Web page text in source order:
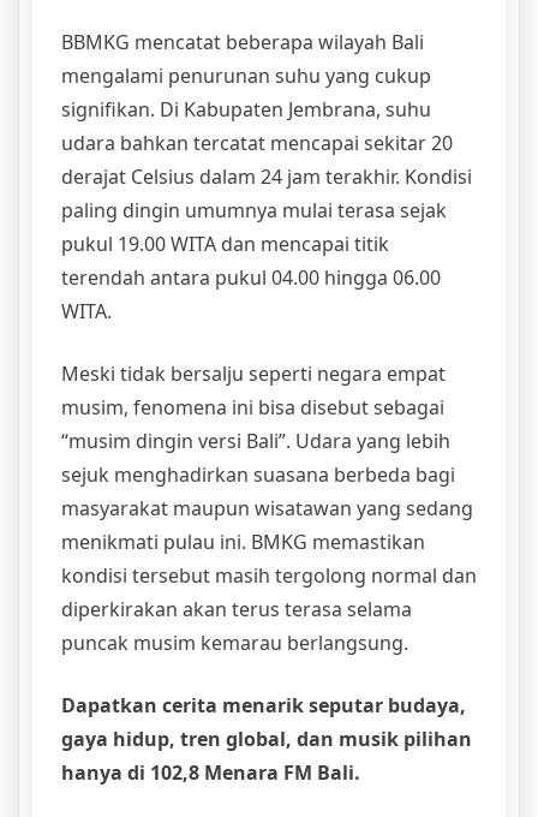
BBMKG mencatat beberapa wilayah Bali
mengalami penurunan suhu yang cukup
signifikan. Di Kabupaten Jembrana, suhu
udara bahkan tercatat mencapai sekitar 20
derajat Celsius dalam 24 jam terakhir. Kondisi
paling dingin umumnya mulai terasa sejak
pukul 19.00 WITA dan mencapai titik
terendah antara pukul 04.00 hingga 06.00
WITA.
Meski tidak bersalju seperti negara empat
musim, fenomena ini bisa disebut sebagai
“musim dingin versi Bali”. Udara yang lebih
sejuk menghadirkan suasana berbeda bagi
masyarakat maupun wisatawan yang sedang
menikmati pulau ini. BMKG memastikan
kondisi tersebut masih tergolong normal dan
diperkirakan akan terus terasa selama
puncak musim kemarau berlangsung.
Dapatkan cerita menarik seputar budaya,
gaya hidup, tren global, dan musik pilihan
hanya di 102,8 Menara FM Bali.